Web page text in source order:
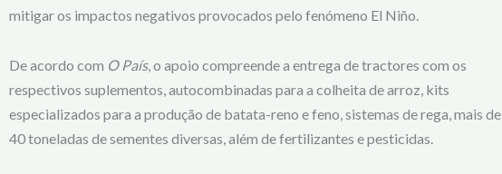
mitigar os impactos negativos provocados pelo fenómeno El Niño.
De acordo com O País, o apoio compreende a entrega de tractores com os
respectivos suplementos, autocombinadas para a colheita de arroz, kits
especializados para a produção de batata-reno e feno, sistemas de rega, mais de
40 toneladas de sementes diversas, além de fertilizantes e pesticidas.